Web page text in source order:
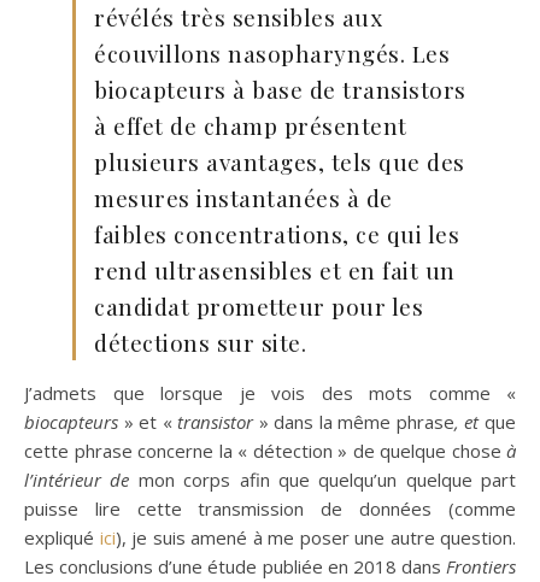
révélés très sensibles aux
écouvillons nasopharyngés. Les
biocapteurs à base de transistors
à effet de champ présentent
plusieurs avantages, tels que des
mesures instantanées à de
faibles concentrations, ce qui les
rend ultrasensibles et en fait un
candidat prometteur pour les
détections sur site.
J’admets que lorsque je vois des mots comme «
biocapteurs » et «transistor» dans la même phrase, etque
cette phrase concerne la « détection » de quelque chose à
l’intérieur de mon corps afin que quelqu’un quelque part
puisse lire cette transmission de données (comme
expliqué ici), je suis amené à me poser une autre question.
Les conclusions d’une étude publiée en 2018 dans Frontiers